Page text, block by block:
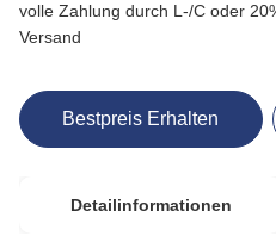
volle Zahlung durch L-/C oder
Versand
Bestpreis Erhalten
Detailinformationen